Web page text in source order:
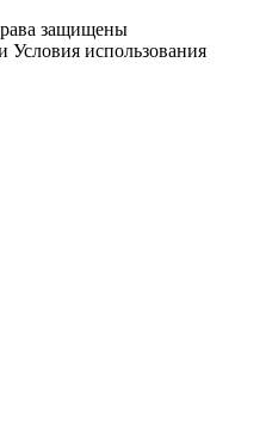
защищены
Условия использования